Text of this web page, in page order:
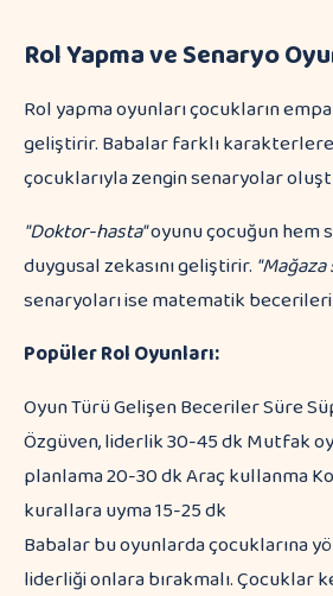
Rol Yapma ve Senaryo
Rol yapma oyunları çocukların
geliştirir. Babalar farklı
çocuklarıyla zengin senaryolar
"Doktor-hasta"oyunu çocuğun hem
duygusal zekasını geliştirir.
senaryoları ise matematik
Popüler Rol Oyunları:
Oyun Türü Gelişen Beceriler Süre
Özgüven, liderlik 30-45 dk Mutfak
planlama 20-30 dk Araç kullanma
kurallara uyma 15-25 dk
Babalar bu oyunlarda çocuklarına
liderliği onlara bırakmalı. Çocuklar